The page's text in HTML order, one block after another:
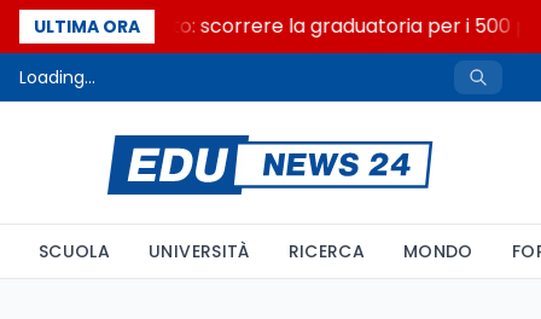
ULTIMA ORA
Consiglio di Stato: scorrere la graduatoria per i 500
Loading...
SCUOLA UNIVERSITÀ RICERCA MONDO